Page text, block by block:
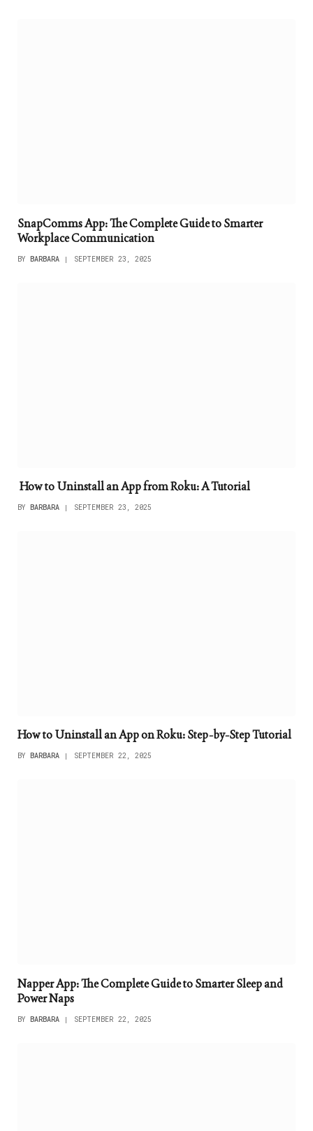
SnapComms App: The Complete Guide to Smarter
Workplace Communication
BY BARBARA SEPTEMBER 23, 2025
How to Uninstall an App from Roku: A Tutorial
BY BARBARA SEPTEMBER 23, 2025
How to Uninstall an App on Roku: Step-by-Step Tutorial
BY BARBARA SEPTEMBER 22, 2025
Napper App: The Complete Guide to Smarter Sleep and
Power Naps
BY BARBARA SEPTEMBER 22, 2025